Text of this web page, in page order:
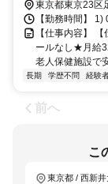
東京都東京23区
【勤務時間】
【仕事内容】
ールなし★月給
老人保健施設で
長期 学歴不問 経験
前へ
こ
東京都 / 西新井